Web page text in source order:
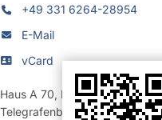
+49 331 6264-28954
E-Mail
vCard
Haus A 70, Raum 302 (Büro)
Telegrafenberg